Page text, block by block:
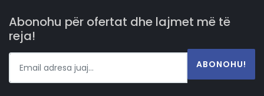
Abonohu për ofertat dhe lajmet më të
reja!
ABONOHU!